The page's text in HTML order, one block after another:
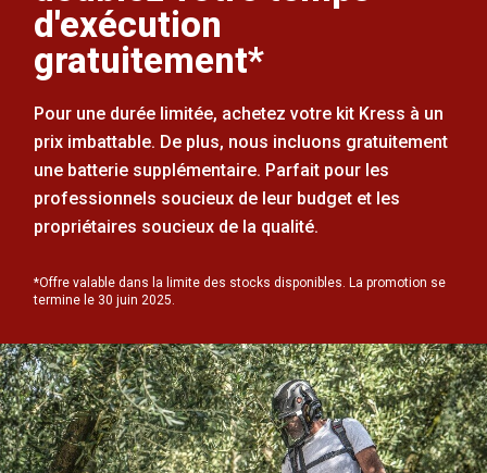
d'exécution
gratuitement*
Pour une durée limitée, achetez votre kit Kress à un
prix imbattable. De plus, nous incluons gratuitement
une batterie supplémentaire. Parfait pour les
professionnels soucieux de leur budget et les
propriétaires soucieux de la qualité.
*Offre valable dans la limite des stocks disponibles. La promotion se
termine le 30 juin 2025.